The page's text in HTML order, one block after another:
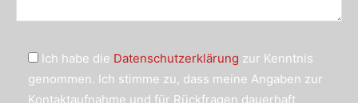
Ich habe die Datenschutzerklärung zur Kenntnis
genommen. Ich stimme zu, dass meine Angaben zur
Kontaktaufnahme und für Rückfragen dauerhaft